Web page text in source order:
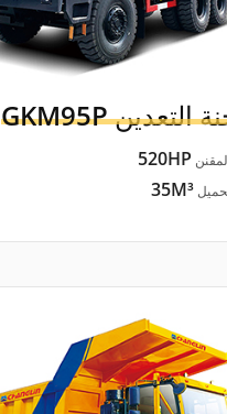
التعدينGKM95P
520HP
35M³